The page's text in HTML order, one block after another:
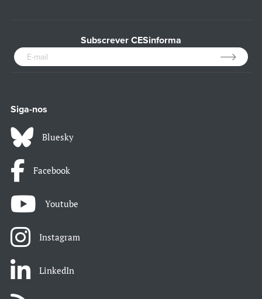
Subscrever CESinforma
Siga-nos
Bluesky
Facebook
Youtube
Instagram
LinkedIn